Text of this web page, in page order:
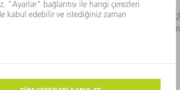
paslanmaz çelik kesme kafası sayesinde çok
kesme uçları sayesinde çok daha fazla